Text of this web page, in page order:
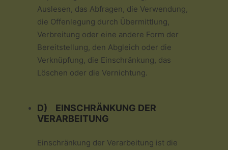
Auslesen, das Abfragen, die Verwendung,
die Offenlegung durch Übermittlung,
Verbreitung oder eine andere Form der
Bereitstellung, den Abgleich oder die
Verknüpfung, die Einschränkung, das
Löschen oder die Vernichtung.
D) EINSCHRÄNKUNG DER
VERARBEITUNG
Einschränkung der Verarbeitung ist die